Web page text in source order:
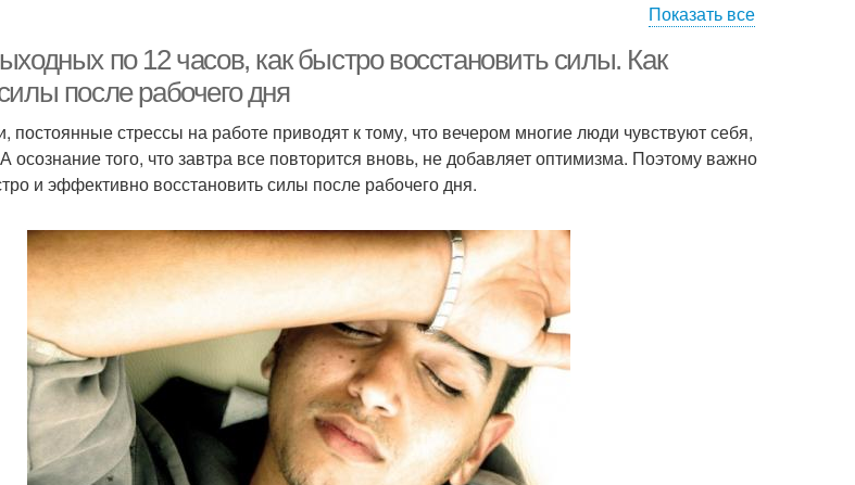
Показать все
по 12 часов, как быстро восстановить силы. Как
после рабочего дня
стрессы на работе приводят к тому, что вечером многие люди чувствуют себя,
того, что завтра все повторится вновь, не добавляет оптимизма. Поэтому важно
и эффективно восстановить силы после рабочего дня.